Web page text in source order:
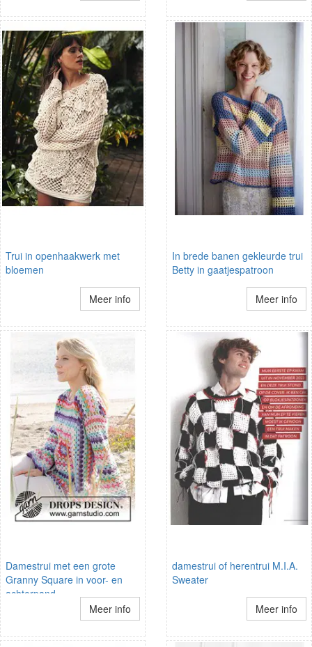
Trui in openhaakwerk met
bloemen
Meer info
In brede banen gekleurde trui
Betty in gaatjespatroon
Meer info
Damestrui met een grote
Granny Square in voor- en
achterpand
Meer info
damestrui of herentrui M.I.A.
Sweater
Meer info